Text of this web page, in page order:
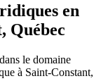
en
Québec
le domaine
à Saint-Constant,